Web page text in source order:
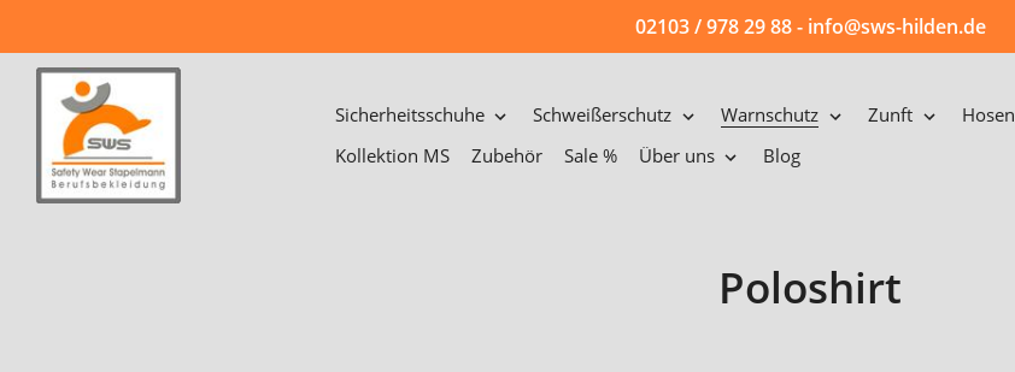
Inhalt
02103 / 978 29 88 - info@sws-hilden.de
Sicherheitsschuhe Schweißerschutz Warnschutz Zunft Hosen
Kollektion MS
Zubehör Sale % Über uns Blog
S
Poloshirt